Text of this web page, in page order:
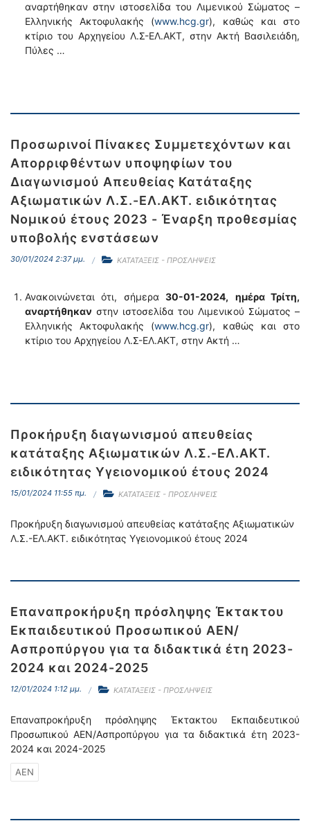
αναρτήθηκαν στην ιστοσελίδα του Λιμενικού Σώματος –
Ελληνικής Ακτοφυλακής (www.hcg.gr), καθώς και στο
κτίριο του Αρχηγείου Λ.Σ-ΕΛ.ΑΚΤ, στην Ακτή Βασιλειάδη,
Πύλες …
Προσωρινοί Πίνακες Συμμετεχόντων και
Απορριφθέντων υποψηφίων του
Διαγωνισμού Απευθείας Κατάταξης
Αξιωματικών Λ.Σ.-ΕΛ.ΑΚΤ. ειδικότητας
Νομικού έτους 2023 - Έναρξη προθεσμίας
υποβολής ενστάσεων
30/01/2024 2:37 μμ. ΚΑΤΑΤΑΞΕΙΣ - ΠΡΟΣΛΗΨΕΙΣ
Ανακοινώνεται ότι, σήμερα30-01-2024,
ημέρα Τρίτη,
αναρτήθηκαν στην ιστοσελίδα του Λιμενικού Σώματος –
Ελληνικής Ακτοφυλακής (www.hcg.gr), καθώς και στο
κτίριο του Αρχηγείου Λ.Σ-ΕΛ.ΑΚΤ, στην Ακτή …
Προκήρυξη διαγωνισμού απευθείας
κατάταξης Αξιωματικών Λ.Σ.-ΕΛ.ΑΚΤ.
ειδικότητας Υγειονομικού έτους 2024
15/01/2024 11:55 πμ. ΚΑΤΑΤΑΞΕΙΣ - ΠΡΟΣΛΗΨΕΙΣ
Προκήρυξη διαγωνισμού απευθείας κατάταξης Αξιωματικών
Λ.Σ.-ΕΛ.ΑΚΤ. ειδικότητας Υγειονομικού έτους 2024
Επαναπροκήρυξη πρόσληψης Έκτακτου
Εκπαιδευτικού Προσωπικού ΑΕΝ/
Ασπροπύργου για τα διδακτικά έτη 2023-
2024 και 2024-2025
12/01/2024 1:12 μμ. ΚΑΤΑΤΑΞΕΙΣ - ΠΡΟΣΛΗΨΕΙΣ
Επαναπροκήρυξη πρόσληψης Έκτακτου Εκπαιδευτικού
Προσωπικού ΑΕΝ/Ασπροπύργου για τα διδακτικά έτη 2023-
2024 και 2024-2025
ΑΕΝ